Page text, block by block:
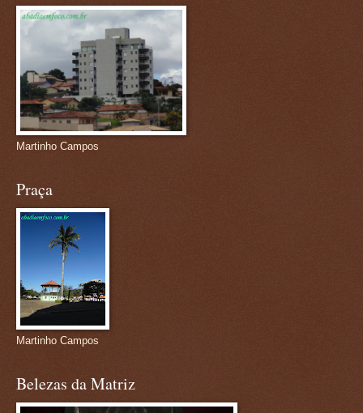
Martinho Campos
Praça
Martinho Campos
Belezas da Matriz